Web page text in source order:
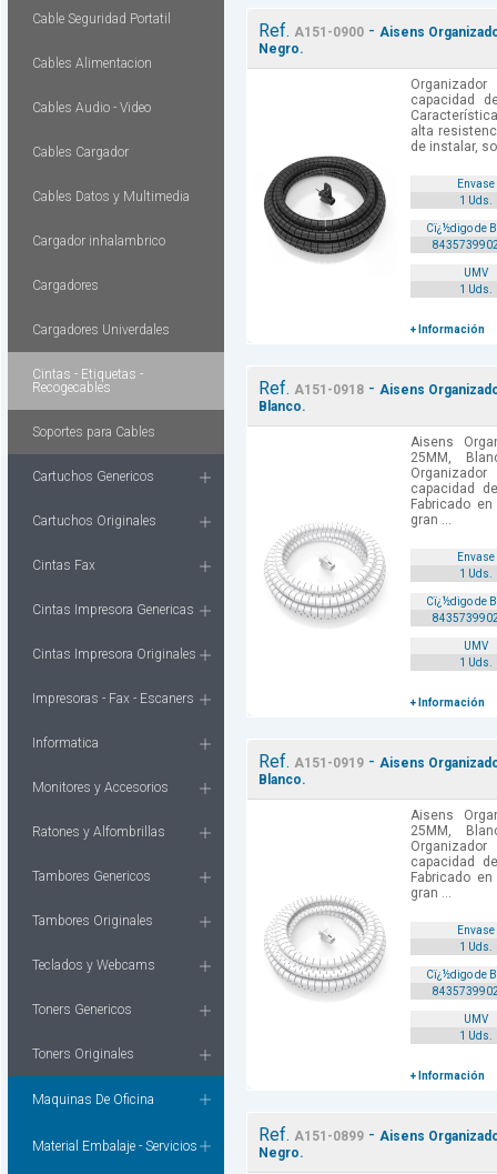
Cable Seguridad Portatil
Cables Alimentacion
Cables Audio - Video
Cables Cargador
Cables Datos y Multimedia
Cargador inhalambrico
Cargadores
Cargadores Univerdales
Cintas - Etiquetas -
Recogecables
Soportes para Cables
Cartuchos Genericos
Cartuchos Originales
Cintas Fax
Cintas Impresora Genericas
Cintas Impresora Originales
Impresoras - Fax - Escaners
Informatica
Monitores y Accesorios
Ratones y Alfombrillas
Tambores Genericos
Tambores Originales
Teclados y Webcams
Toners Genericos
Toners Originales
Maquinas De Oficina
Material Embalaje - Servicios
Ref. A151-0900 - Aisens
Negro.
capacidad
alta
de instalar,
Envase
1 Uds.
Cï¿½digo de
UMV
1 Uds.
+ Información
Ref. A151-0918 - Aisens
Blanco.
Aisens
25MM,
capacidad
Fabricado
gran ...
Envase
1 Uds.
Cï¿½digo de
UMV
1 Uds.
+ Información
Ref. A151-0919 - Aisens
Blanco.
Aisens
25MM,
capacidad
Fabricado
gran ...
Envase
1 Uds.
Cï¿½digo de
UMV
1 Uds.
+ Información
Ref. A151-0899 - Aisens
Negro.